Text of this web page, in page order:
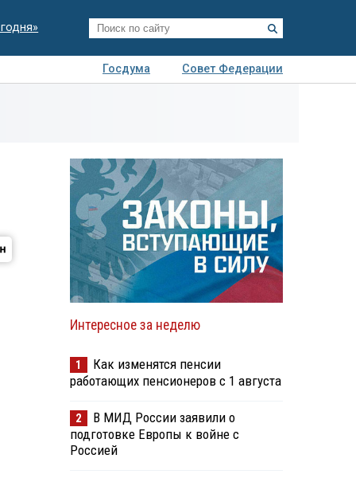
Госдума
Совет Федерации
Интересное за неделю
1
Как изменятся пенсии
работающих пенсионеров с 1 августа
2
В МИД России заявили о
подготовке Европы к войне с
Россией